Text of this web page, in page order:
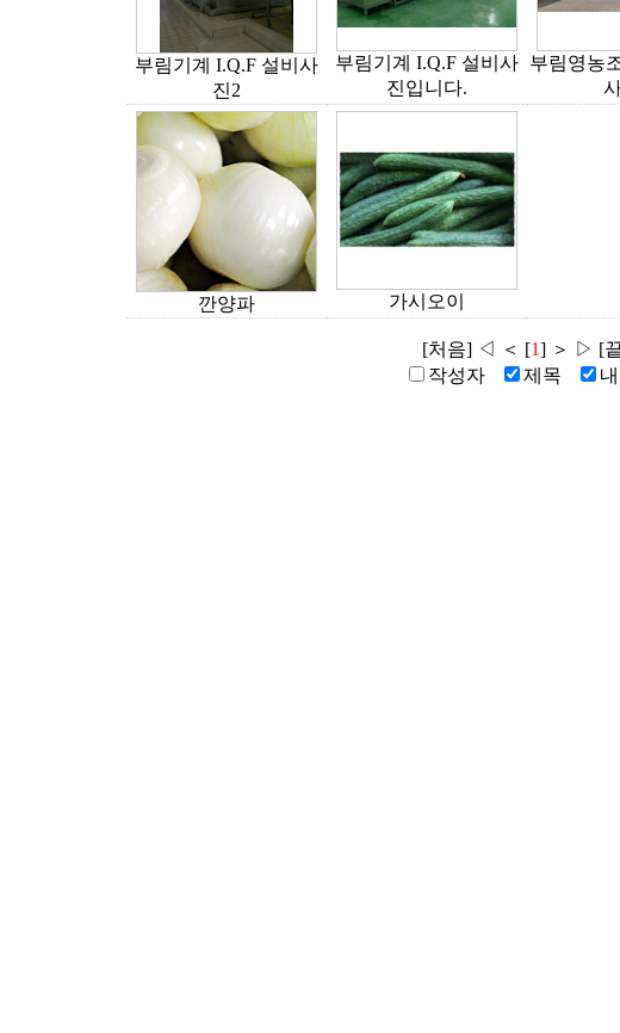
부림기계 I.Q.F 설비사
진2
부림기계 I.Q.F 설비사
진입니다.
부림영농
깐양파 가시오이
[처음] ◁ ＜ [1] ＞ ▷ [
작성자
제목